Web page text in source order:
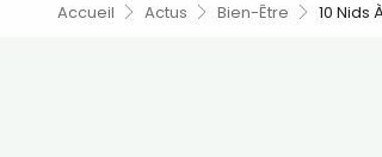
Accueil Actus Bien-Être 10 Nids